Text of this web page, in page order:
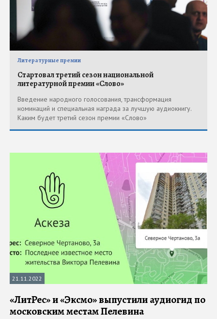
Литературные премии
Стартовал третий сезон национальной
литературной премии «Слово»
Введение народного голосования, трансформация
номинаций и специальная награда за лучшую аудиокнигу.
Каким будет третий сезон премии «Слово»
21.11.2022
«ЛитРес» и «Эксмо» выпустили аудиогид по
московским местам Пелевина